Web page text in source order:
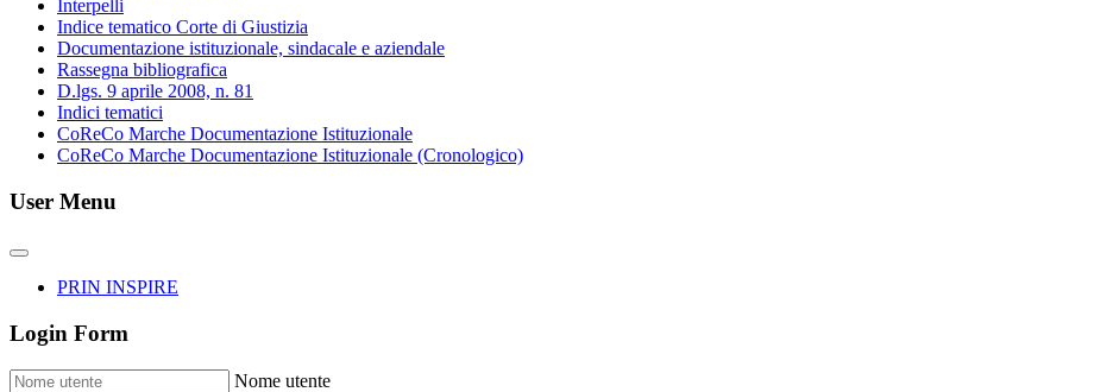
Interpelli
Indice tematico Corte di Giustizia
Documentazione istituzionale, sindacale e aziendale
Rassegna bibliografica
D.lgs. 9 aprile 2008, n. 81
Indici tematici
CoReCo Marche Documentazione Istituzionale
CoReCo Marche Documentazione Istituzionale (Cronologico)
User Menu
PRIN INSPIRE
Login Form
Nome utente